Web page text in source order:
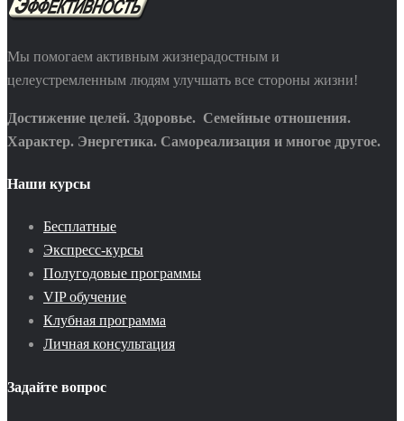
Мы помогаем активным жизнерадостным и
целеустремленным людям улучшать все стороны жизни!
Достижение целей. Здоровье. Семейные отношения.
Характер. Энергетика. Самореализация и многое другое.
Наши курсы
Бесплатные
Экспресс-курсы
Полугодовые программы
VIP обучение
Клубная программа
Личная консультация
Задайте вопрос